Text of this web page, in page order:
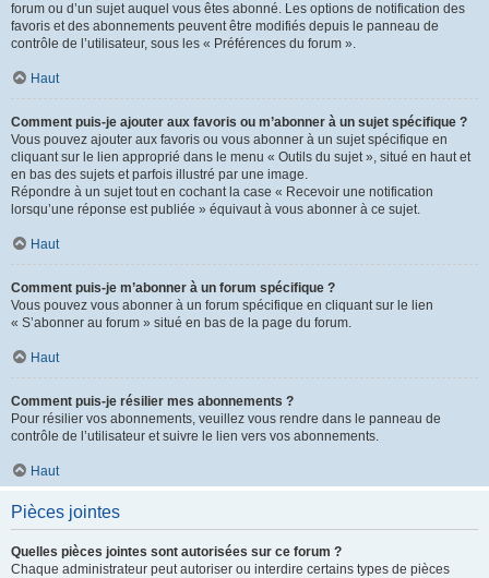
forum ou d’un sujet auquel vous êtes abonné. Les options de notification des
favoris et des abonnements peuvent être modifiés depuis le panneau de
contrôle de l’utilisateur, sous les « Préférences du forum ».
Haut
Comment puis-je ajouter aux favoris ou m’abonner à un sujet spécifique ?
Vous pouvez ajouter aux favoris ou vous abonner à un sujet spécifique en
cliquant sur le lien approprié dans le menu « Outils du sujet », situé en haut et
en bas des sujets et parfois illustré par une image.
Répondre à un sujet tout en cochant la case « Recevoir une notification
lorsqu’une réponse est publiée » équivaut à vous abonner à ce sujet.
Haut
Comment puis-je m’abonner à un forum spécifique ?
Vous pouvez vous abonner à un forum spécifique en cliquant sur le lien
« S’abonner au forum » situé en bas de la page du forum.
Haut
Comment puis-je résilier mes abonnements ?
Pour résilier vos abonnements, veuillez vous rendre dans le panneau de
contrôle de l’utilisateur et suivre le lien vers vos abonnements.
Haut
Pièces jointes
Quelles pièces jointes sont autorisées sur ce forum ?
Chaque administrateur peut autoriser ou interdire certains types de pièces